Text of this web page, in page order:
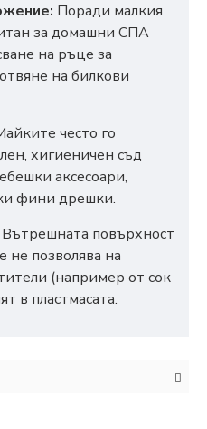
Поради малкия
за домашни СПА
на ръце за
на билкови
често го
хигиеничен съд
аксесоари,
фини дрешки.
Вътрешната повърхност
не позволява на
(например от сок
в пластмасата.